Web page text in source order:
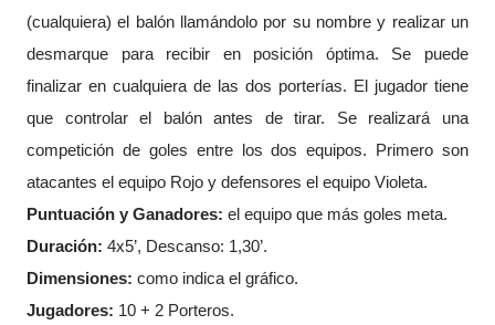
(cualquiera) el balón llamándolo por su nombre y realizar un
desmarque para recibir en posición óptima. Se puede
finalizar en cualquiera de las dos porterías. El jugador tiene
que controlar el balón antes de tirar. Se realizará una
competición de goles entre los dos equipos.
Primero son
atacantes el equipo Rojo y defensores el equipo Violeta.
Puntuación y Ganadores: el equipo que más goles meta.
Duración: 4x5’, Descanso: 1,30’.
Dimensiones: como indica el gráfico.
Jugadores: 10 + 2 Porteros.